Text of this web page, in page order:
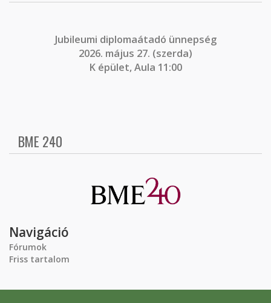
Jubileumi diplomaátadó ünnepség
2026. május 27. (szerda)
K épület, Aula 11:00
BME 240
Navigáció
Fórumok
Friss tartalom